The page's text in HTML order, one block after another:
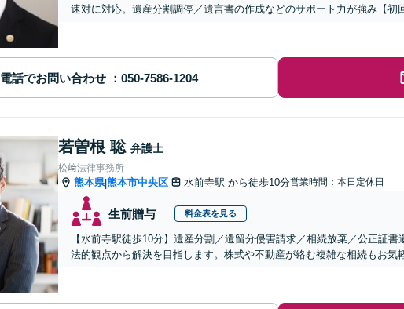
速対に対応。遺産分割調停／遺言書の作成などのサポート力が強み【初
電話でお問い合わせ
若曽根 聡 弁護士
松﨑法律事務所
熊本県|熊本市中央区 水前寺駅 から徒歩10分営業時間：本日定休日
生前贈与 料金表を見る
【水前寺駅徒歩10分】遺産分割／遺留分侵害請求／相続放棄／公正証
法的観点から解決を目指します。株式や不動産が絡む複雑な相続もお気